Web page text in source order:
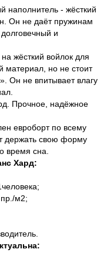
наполнитель - жёсткий
Он не даёт пружинам
и
жёсткий войлок для
материал, но не стоит
Он не впитывает влагу
Прочное, надёжное
евроборт по всему
держать свою форму
время сна.
Хард:
м2;